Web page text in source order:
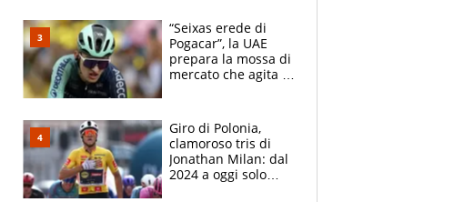
“Seixas erede di
Pogacar”, la UAE
prepara la mossa di
mercato che agita la
a Burgos
Giro di Polonia,
clamoroso tris di
Jonathan Milan: dal
2024 a oggi solo